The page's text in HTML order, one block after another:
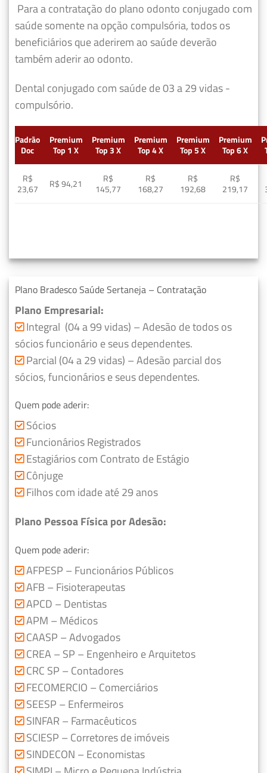
Para a contratação do plano odonto conjugado com
saúde somente na opção compulsória, todos os
beneficiários que aderirem ao saúde deverão
também aderir ao odonto.
Dental conjugado com saúde de 03 a 29 vidas -
compulsório.
Padrão
Doc
Premium
Top 1 X
Premium
Top 3 X
Premium
Top 4 X
Premium
Top 5 X
Premium
Top 6 X
R$
23,67
R$ 94,21
R$
145,77
R$
168,27
R$
192,68
R$
219,17
Plano Bradesco Saúde Sertaneja – Contratação
Plano Empresarial:
Integral (04 a 99 vidas) – Adesão de todos os
sócios funcionário e seus dependentes.
Parcial (04 a 29 vidas) – Adesão parcial dos
sócios, funcionários e seus dependentes.
Quem pode aderir:
Sócios
Funcionários Registrados
Estagiários com Contrato de Estágio
Cônjuge
Filhos com idade até 29 anos
Plano Pessoa Física por Adesão:
Quem pode aderir:
AFPESP – Funcionários Públicos
AFB – Fisioterapeutas
APCD – Dentistas
APM – Médicos
CAASP – Advogados
CREA – SP – Engenheiro e Arquitetos
CRC SP – Contadores
FECOMERCIO – Comerciários
SEESP – Enfermeiros
SINFAR – Farmacêuticos
SCIESP – Corretores de imóveis
SINDECON – Economistas